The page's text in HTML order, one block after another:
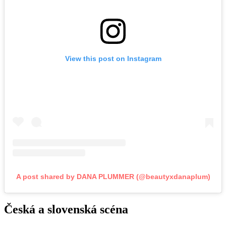
View this post on Instagram
A post shared by DANA PLUMMER (@beautyxdanaplum)
Česká a slovenská scéna